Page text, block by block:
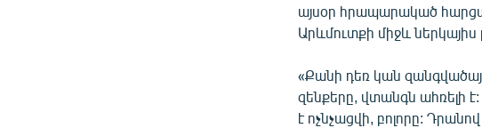
այսօր հրապարակած
Արևմուտքի միջև ներկայիս
«Քանի դեռ կան
զենքերը, վտանգն ահռելի
է ոչնչացվի, բոլորը: